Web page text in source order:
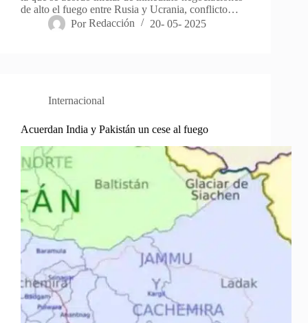
de alto el fuego entre Rusia y Ucrania, conflicto…
Por Redacción 20- 05- 2025
Internacional
Acuerdan India y Pakistán un cese al fuego